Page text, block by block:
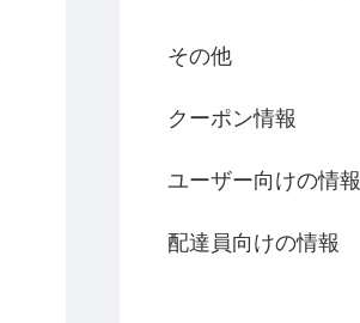
その他
クーポン情報
ユーザー向けの情報
配達員向けの情報